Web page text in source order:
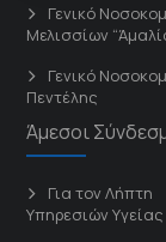
Γενικό
Μελισσίων
Γενικό
Πεντέλης
Άμεσοι
Για τον Λήπτη
Υπηρεσιών Υγείας